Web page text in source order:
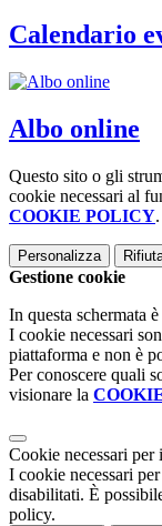
Calendario
Albo online
Questo sito o gli
cookie necessari al
COOKIE POLICY.
Personalizza
Gestione cookie
In questa schermata
I cookie necessari
piattaforma e non è
Per conoscere quali
visionare la
Cookie necessari
I cookie necessari
disabilitati. È
policy.